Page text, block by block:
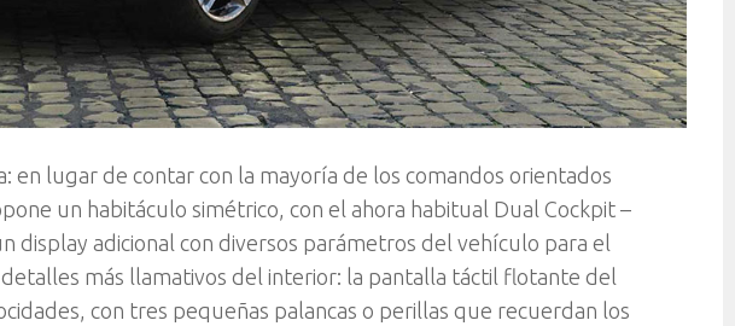
en lugar de contar con la mayoría de los comandos orientados
un habitáculo simétrico, con el ahora habitual Dual Cockpit –
display adicional con diversos parámetros del vehículo para el
más llamativos del interior: la pantalla táctil flotante del
con tres pequeñas palancas o perillas que recuerdan los